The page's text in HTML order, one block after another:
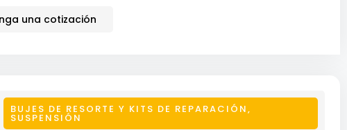
una cotización
BUJES DE RESORTE Y KITS DE REPARACIÓN,
SUSPENSIÓN